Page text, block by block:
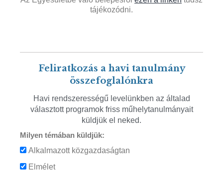
tájékozódni.
Feliratkozás a havi tanulmány
összefoglalónkra
Havi rendszerességű levelünkben az általad
választott programok friss műhelytanulmányait
küldjük el neked.
Milyen témában küldjük:
Alkalmazott közgazdaságtan
Elmélet